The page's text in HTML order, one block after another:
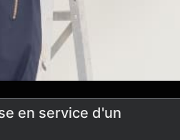
en service d'un